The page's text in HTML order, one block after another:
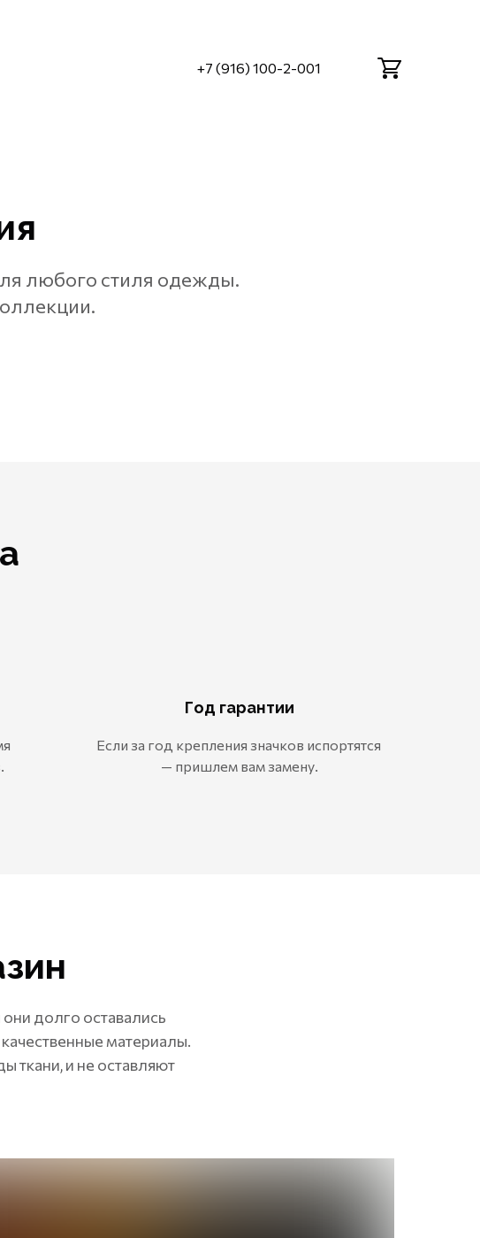
+7 (916) 100-2-001
любого стиля одежды.
Год гарантии
Если за год крепления значков испортятся
— пришлем вам замену.
долго оставались
материалы.
ткани, и не оставляют